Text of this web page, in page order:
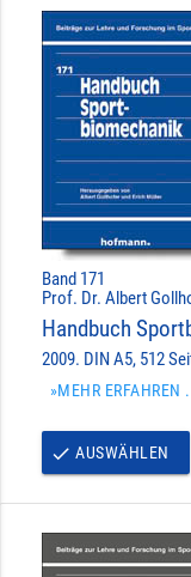
Band 171
Prof. Dr. Albert
Handbuch
2009. DIN A5, 512
»MEHR ERFAHREN
done AUSWÄHLEN